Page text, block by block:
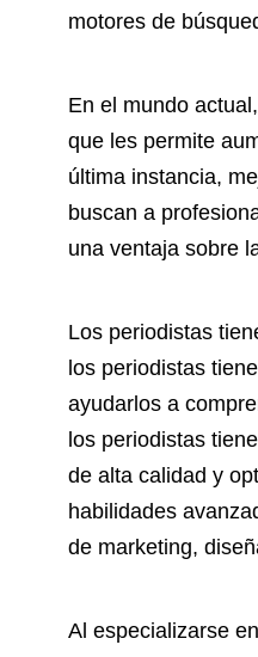
motores de
En el mundo
que les permite
última instancia,
buscan a
una ventaja sobre
Los periodistas
los periodistas
ayudarlos a
los periodistas
de alta calidad y
habilidades
de marketing,
Al especializarse en